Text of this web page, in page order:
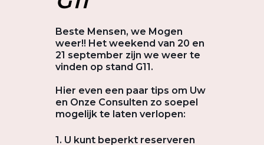
Beste Mensen, we Mogen
weer!! Het weekend van 20 en
21 september zijn we weer te
vinden op stand G11.
Hier even een paar tips om Uw
en Onze Consulten zo soepel
mogelijk te laten verlopen:
1 . U kunt beperkt reserveren